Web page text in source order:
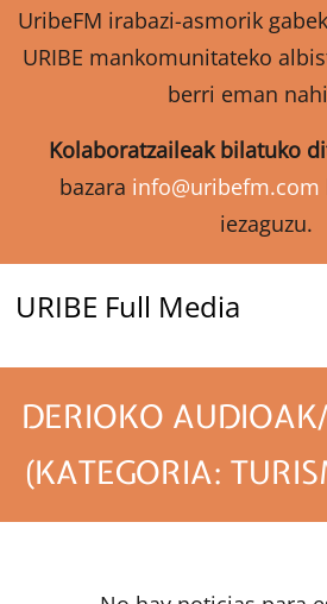
UribeFM irabazi-asmorik
URIBE mankomunitateko
berri eman
Kolaboratzaileak bilatuko
bazara info@uribefm.com
iezaguzu.
URIBE Full Media
DERIOKO
(KATEGORIA: